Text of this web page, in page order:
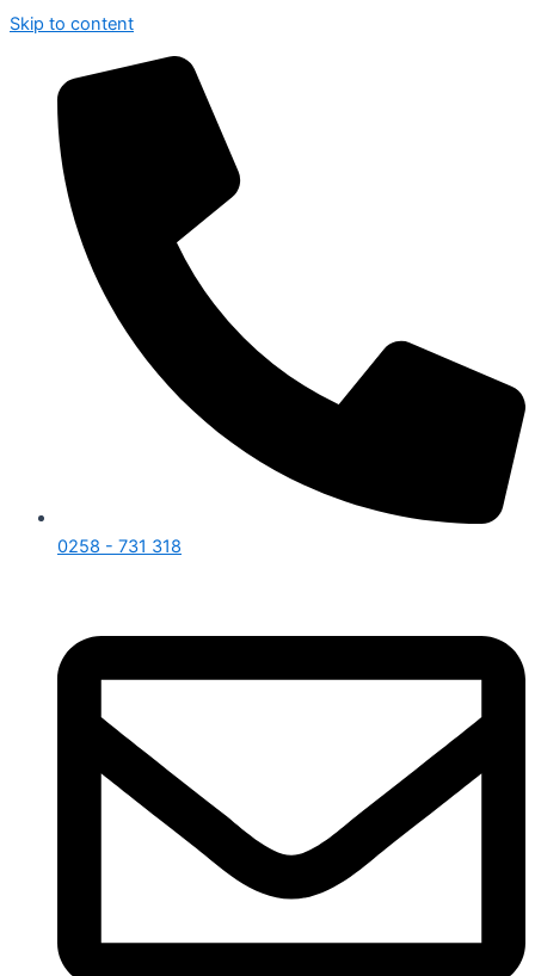
Skip to content
0258 - 731 318